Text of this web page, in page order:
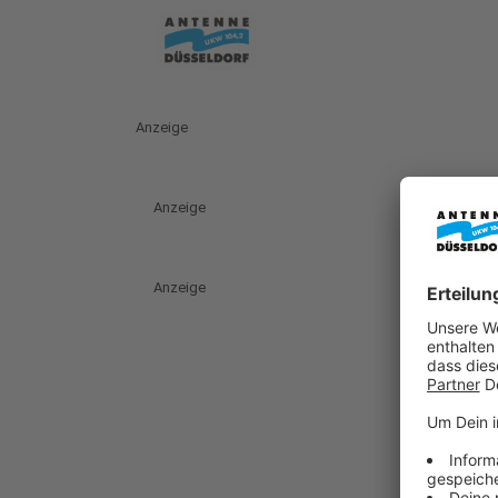
Anzeige
Anzeige
Anzeige